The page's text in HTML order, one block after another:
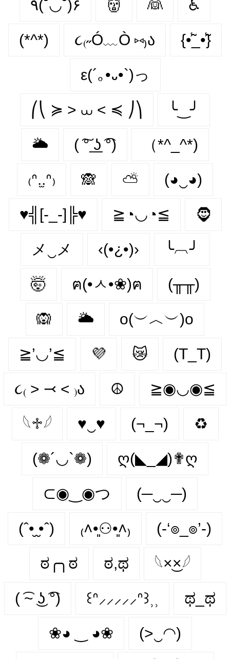
٩(˘◡˘)۶ 👹 👰 ♿
(*^*) ૮₍˶Ó﹏Ò ⑅₎ა {•̃̾_•̃̾}
ε(´｡•᎑•`)っ
⎛⎝ ≽ > ⩊ < ≼ ⎠⎞ ╰‿╯
🌥 ( ͠° ͟ʖ ͡°) （*^_^*)
₍ᐢ.̫.ᐢ₎ 🙈 ⛅ (◕‿◕)
♥╣[-_-]╠♥ ≧◔◡◔≦ 🧔‍
メ‿メ ‹(•¿•)› ╰︹╯
🤯 ฅ(•ㅅ•❀)ฅ (╥╥)
🙉 🌥️ o(︶︿︶)o
≧’◡’≦ 💜 😿 (T_T)
૮₍ ˃ ⤙ ˂ ₎ა ☮ ≧◉◡◉≦
𓆩♱𓆪 ♥‿♥ (¬_¬) ♻
(❁´◡`❁) ღ(◣_◢)✟ღ
⊂◉‿◉つ (─‿‿─)
(ˆ•̮ ̮•ˆ) ₍˄•͈⚇•͈˄₎ (-‘๏_๏’-)
ಠ╭╮ಠ ಠ,ಥ 𓆩×͜×𓆪
( ͡~ ͜ʖ ͡°) ꒰ᐢ⸝⸝⸝⸝⸝ᐢ꒱⸒⸒ ಥ_ಥ
❀◕ ‿ ◕❀ (>‿◠)